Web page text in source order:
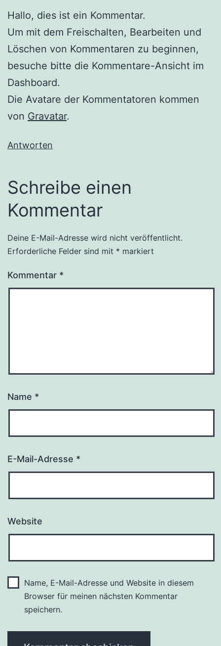
Hallo, dies ist ein Kommentar.
Um mit dem Freischalten, Bearbeiten und
Löschen von Kommentaren zu beginnen,
besuche bitte die Kommentare-Ansicht im
Dashboard.
Die Avatare der Kommentatoren kommen
von Gravatar.
Antworten
Schreibe einen
Kommentar
Deine E-Mail-Adresse wird nicht veröffentlicht.
Erforderliche Felder sind mit * markiert
Kommentar *
Name *
E-Mail-Adresse *
Website
Name, E-Mail-Adresse und Website in diesem
Browser für meinen nächsten Kommentar
speichern.